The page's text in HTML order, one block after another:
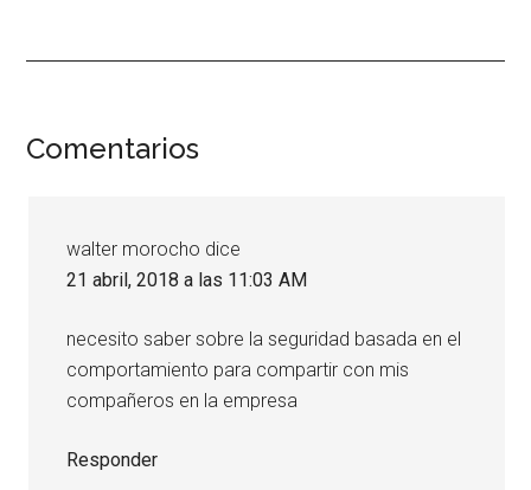
Interacciones
los
lectores
Comentarios
walter morocho dice
21 abril, 2018 a las 11:03 AM
necesito saber sobre la seguridad basada en el
comportamiento para compartir con mis
compañeros en la empresa
Responder